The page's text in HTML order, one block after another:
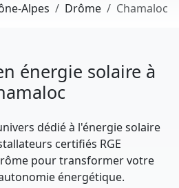
Alpes Drôme Chamaloc
énergie solaire à
dédié à l'énergie solaire
certifiés RGE
pour transformer votre
énergétique.